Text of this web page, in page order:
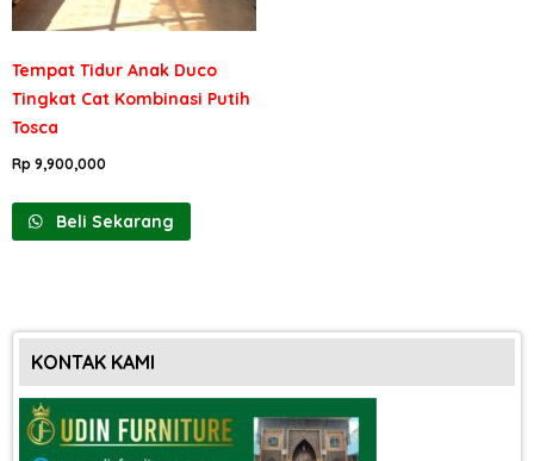
Tempat Tidur Anak Duco
Tingkat Cat Kombinasi Putih
Tosca
Rp 9,900,000
Beli Sekarang
KONTAK KAMI